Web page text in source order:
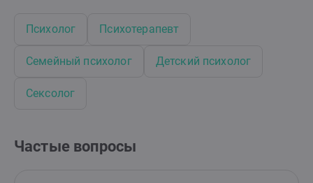
Психолог Психотерапевт
Семейный психолог Детский психолог
Сексолог
Частые вопросы